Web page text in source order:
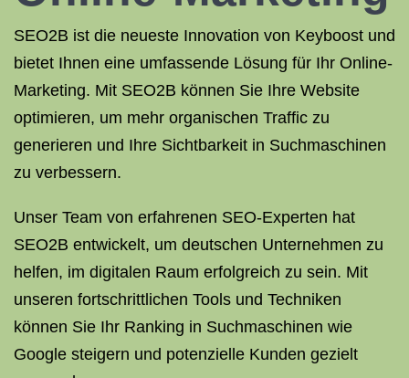
SEO2B ist die neueste Innovation von Keyboost und
bietet Ihnen eine umfassende Lösung für Ihr Online-
Marketing. Mit SEO2B können Sie Ihre Website
optimieren, um mehr organischen Traffic zu
generieren und Ihre Sichtbarkeit in Suchmaschinen
zu verbessern.
Unser Team von erfahrenen SEO-Experten hat
SEO2B entwickelt, um deutschen Unternehmen zu
helfen, im digitalen Raum erfolgreich zu sein. Mit
unseren fortschrittlichen Tools und Techniken
können Sie Ihr Ranking in Suchmaschinen wie
Google steigern und potenzielle Kunden gezielt